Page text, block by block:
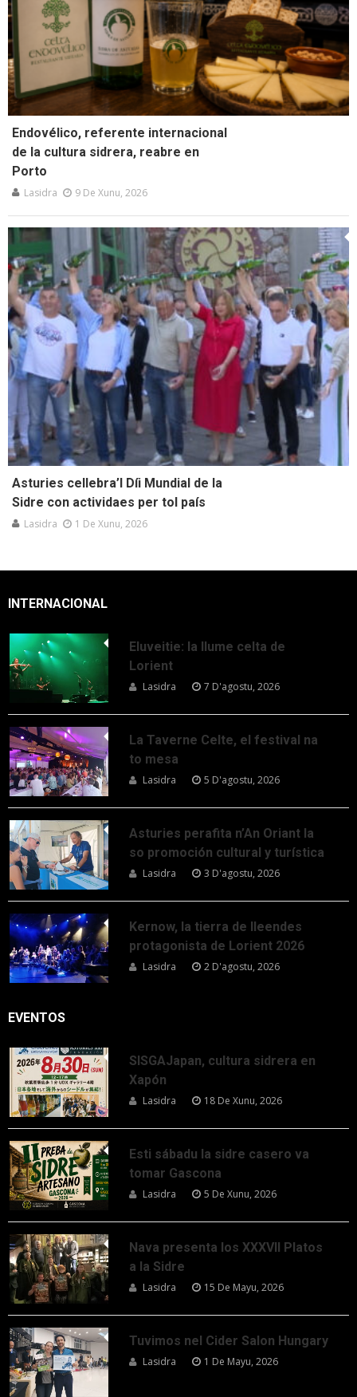
Endovélico, referente internacional
de la cultura sidrera, reabre en
Porto
Lasidra 9 De Xunu, 2026
Asturies cellebra’l Díi Mundial de la
Sidre con actividaes per tol país
Lasidra 1 De Xunu, 2026
INTERNACIONAL
Eluveitie: la llume celta de
Lorient
Lasidra 7 D'agostu, 2026
La Taverne Celte, el festival na
to mesa
Lasidra 5 D'agostu, 2026
Asturies perafita n’An Oriant la
so promoción cultural y turística
Lasidra 3 D'agostu, 2026
Kernow, la tierra de lleendes
protagonista de Lorient 2026
Lasidra 2 D'agostu, 2026
EVENTOS
SISGAJapan, cultura sidrera en
Xapón
Lasidra 18 De Xunu, 2026
Esti sábadu la sidre casero va
tomar Gascona
Lasidra 5 De Xunu, 2026
Nava presenta los XXXVII Platos
a la Sidre
Lasidra 15 De Mayu, 2026
Tuvimos nel Cider Salon Hungary
Lasidra 1 De Mayu, 2026